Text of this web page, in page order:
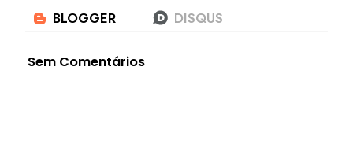
Sem Comentários